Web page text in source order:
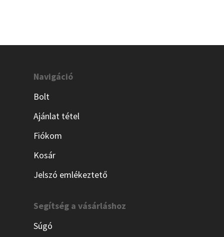
Navigáció
Bolt
Ajánlat tétel
Fiókom
Kosár
Jelszó emlékeztető
Segítség a vásárláshoz
Súgó